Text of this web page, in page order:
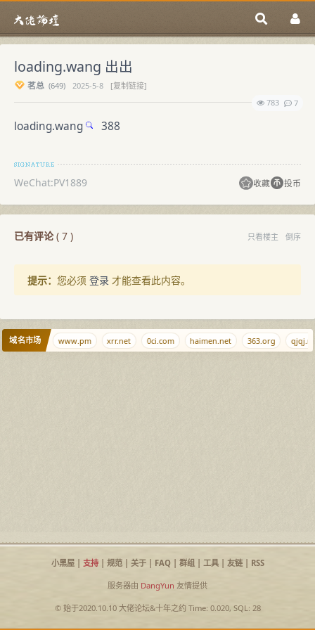
loading.wang 出出
茗总 (649) 2025-5-8
[复制链接]
783
7
loading.wang 388
WeChat:PV1889 收藏 投币
已有评论( 7 ) 只看楼主 倒序
提示： 您必须 登录 才能查看此内容。
域名市场 www.pm xrr.net 0ci.com haimen.net 363.org
小黑屋| 支持| 规范| 关于| FAQ| 群组| 工具| 友链| RSS
服务器由 DangYun 友情提供
© 始于2020.10.10 大佬论坛&十年之约Time: 0.020, SQL: 28